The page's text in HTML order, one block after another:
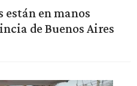
están en manos
de Buenos Aires